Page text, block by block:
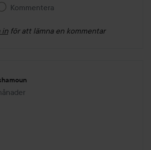
Kommentera
in för att lämna en kommentar
skapades 10 månader